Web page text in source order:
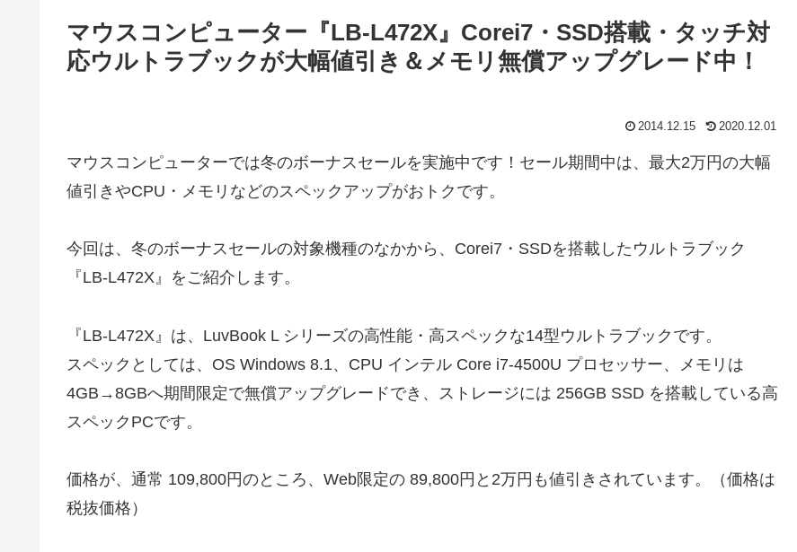
マウスコンピューター『LB-L472X』Corei7・SSD搭載・タッチ対
応ウルトラブックが大幅値引き＆メモリ無償アップグレード中！
2014.12.15 2020.12.01
マウスコンピューターでは冬のボーナスセールを実施中です！セール期間中は、最大2万円の大幅
値引きやCPU・メモリなどのスペックアップがおトクです。
今回は、冬のボーナスセールの対象機種のなかから、Corei7・SSDを搭載したウルトラブック
『LB-L472X』をご紹介します。
『LB-L472X』は、LuvBook L シリーズの高性能・高スペックな14型ウルトラブックです。
スペックとしては、OS Windows 8.1、CPU インテル Core i7-4500U プロセッサー、メモリは
4GB→8GBへ期間限定で無償アップグレードでき、ストレージには 256GB SSD を搭載している高
スペックPCです。
価格が、通常 109,800円のところ、Web限定の 89,800円と2万円も値引きされています。（価格は
税抜価格）